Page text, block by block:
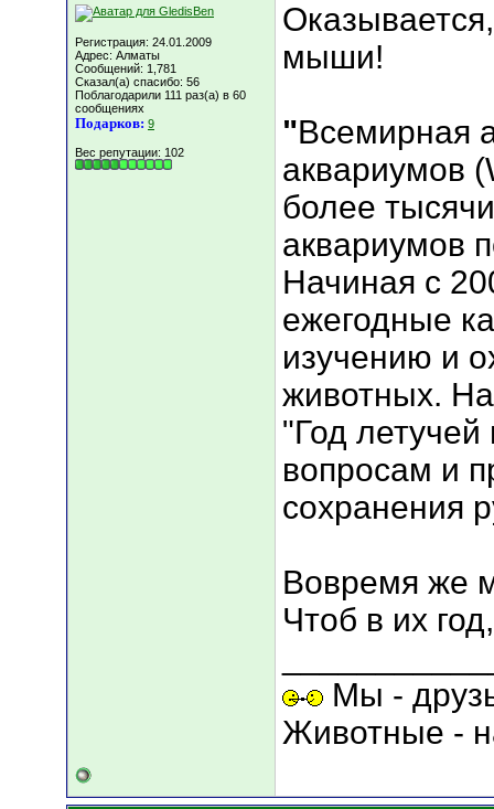
Регистрация: 24.01.2009
Адрес: Алматы
Сообщений: 1,781
Сказал(а) спасибо: 56
Поблагодарили 111 раз(а) в 60
сообщениях
Подарков: 9
Вес репутации: 102
мыши!
"Всемирная
аквариумов
более
аквариумов
Начиная с
ежегодные
изучению и
животных.
"Год
вопросам и
сохранения
Вовремя же
Чтоб в их
Мы -
Животные -